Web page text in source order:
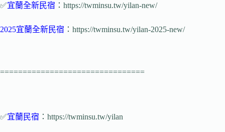
✅宜蘭全新民宿 ：https://twminsu.tw/yilan-new/
2025宜蘭全新民宿 ：https://twminsu.tw/yilan-2025-new/
================================
✅宜蘭民宿 ：https://twminsu.tw/yilan